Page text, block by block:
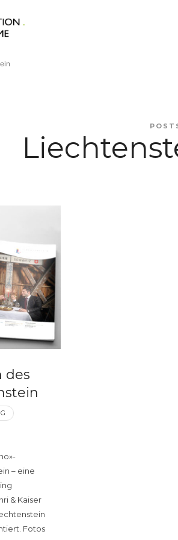
des
– eine
& Kaiser
Fotos